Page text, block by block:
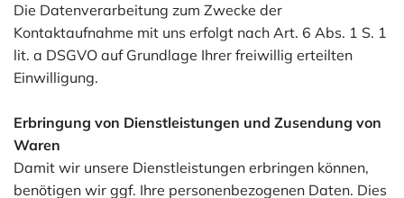
Die Datenverarbeitung zum Zwecke der
Kontaktaufnahme mit uns erfolgt nach Art. 6 Abs. 1 S. 1
lit. a DSGVO auf Grundlage Ihrer freiwillig erteilten
Einwilligung.
Erbringung von Dienstleistungen und Zusendung von
Waren
Damit wir unsere Dienstleistungen erbringen können,
benötigen wir ggf. Ihre personenbezogenen Daten. Dies